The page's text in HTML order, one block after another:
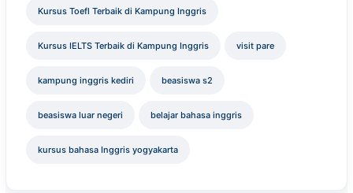
Kursus Toefl Terbaik di Kampung Inggris
Kursus IELTS Terbaik di Kampung Inggris visit pare
kampung inggris kediri beasiswa s2
beasiswa luar negeri belajar bahasa inggris
kursus bahasa Inggris yogyakarta